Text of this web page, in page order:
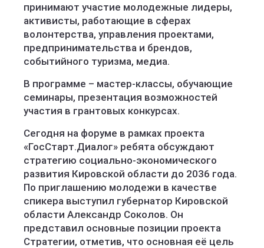
принимают участие молодежные лидеры,
активисты, работающие в сферах
волонтерства, управления проектами,
предпринимательства и брендов,
событийного туризма, медиа.
В программе – мастер-классы, обучающие
семинары, презентация возможностей
участия в грантовых конкурсах.
Сегодня на форуме в рамках проекта
«ГосСтарт.Диалог» ребята обсуждают
стратегию социально-экономического
развития Кировской области до 2036 года.
По приглашению молодежи в качестве
спикера выступил губернатор Кировской
области Александр Соколов. Он
представил основные позиции проекта
Стратегии, отметив, что основная её цель